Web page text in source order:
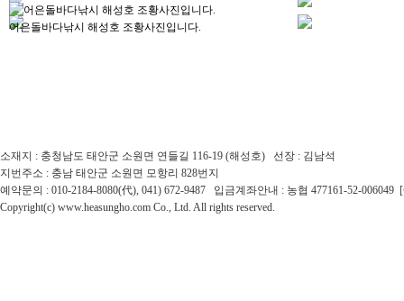
어은돌바다낚시 해성호 조황사진입니다.
소재지 : 충청남도 태안군 소원면 연들길 116-19 (해성호) 선장 : 김남석
지번주소 : 충남 태안군 소원면 모항리 828번지
예약문의 : 010-2184-8080(代), 041) 672-9487 입금계좌안내 : 농협 477161-52-
Copyright(c) www.heasungho.com Co., Ltd. All rights reserved.